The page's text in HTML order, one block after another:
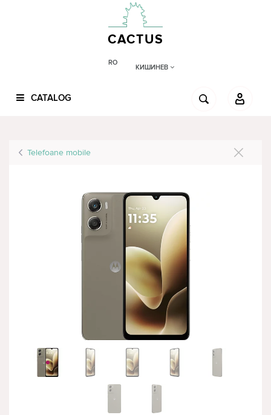
CACTUS
RO
КИШИНЕВ
CATALOG
Telefoane mobile